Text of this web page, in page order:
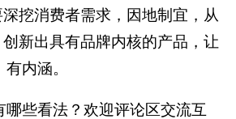
挖消费者需求，因地制宜，从
新出具有品牌内核的产品，让
内涵。
哪些看法？欢迎评论区交流互